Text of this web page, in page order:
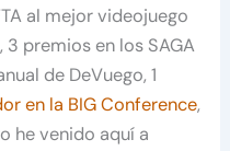
al mejor videojuego
premios en los SAGA
de DeVuego, 1
en la BIG Conference,
he venido aquí a